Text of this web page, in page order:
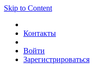
Skip to Content
Контакты
Войти
Зарегистрироваться